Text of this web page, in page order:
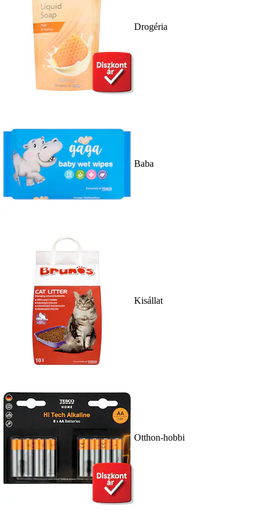
Drogéria
Baba
Kisállat
Otthon-hobbi